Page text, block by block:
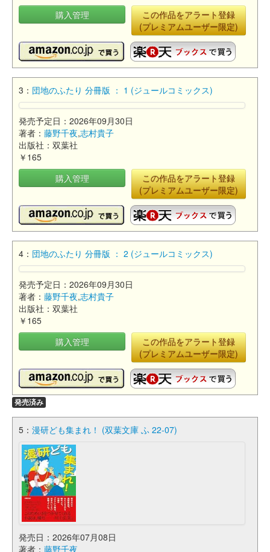
購入管理
この作品をアラート登録
(プレミアムユーザー限定)
3： 団地のふたり 分冊版 ： 1 (ジュールコミックス)
発売予定日：2026年09月30日
著者： 藤野千夜,志村貴子
出版社：双葉社
￥165
購入管理
この作品をアラート登録
(プレミアムユーザー限定)
4： 団地のふたり 分冊版 ： 2 (ジュールコミックス)
発売予定日：2026年09月30日
著者： 藤野千夜,志村貴子
出版社：双葉社
￥165
購入管理
この作品をアラート登録
(プレミアムユーザー限定)
発売済み
5： 漫研ども集まれ！ (双葉文庫 ふ 22-07)
発売日：2026年07月08日
著者： 藤野千夜